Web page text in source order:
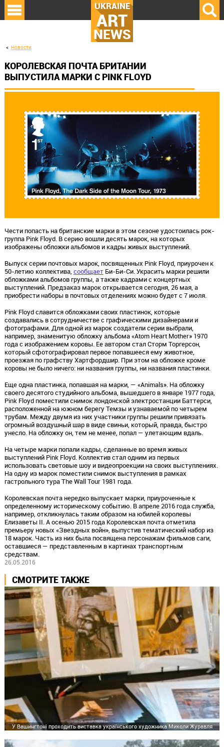
UKRAINE
ART
NEWS
Новости
КОРОЛЕВСКАЯ ПОЧТА БРИТАНИИ
ВЫПУСТИЛА МАРКИ С PINK FLOYD
Чести попасть на британские марки в этом сезоне удостоилась рок-
группа Pink Floyd. В серию вошли десять марок, на которых
изображены обложки альбомов и кадры живых выступлений.
Выпуск серии почтовых марок, посвященных Pink Floyd, приурочен к
50-летию коллектива, сообщаетБи-Би-Си. Украсить марки решили
обложками альбомов группы, а также кадрами с концертных
выступлений. Предзаказ марок открывается сегодня, 26 мая, а
приобрести наборы в почтовых отделениях можно будет с 7 июля.
Pink Floyd славится обложками своих пластинок, которые
создавались в сотрудничестве с графическими дизайнерами и
фотографами. Для одной из марок создатели серии выбрали,
например, знаменитую обложку альбома «Atom Heart Mother» 1970
года с изображением коровы. Ее автором стал Сторм Торгерсон,
который сфотографировал первое попавшееся ему животное,
проезжая по графству Хартфордшир. При этом на обложке кроме
коровы не было ничего: ни названия группы, ни названия пластинки.
Еще одна пластинка, попавшая на марки, — «Animals». На обложку
своего десятого студийного альбома, вышедшего в январе 1977 года,
Pink Floyd поместили снимок лондонской электростанции Баттерси,
расположенной на южном берегу Темзы и узнаваемой по четырем
трубам. Между двумя из них участники группы решили привязать
огромный воздушный шар в виде свиньи, который, правда, быстро
унесло. На обложку он, тем не менее, попал — улетающим вдаль.
На четыре марки попали кадры, сделанные во время живых
выступлений Pink Floyd. Коллектив стал одним из первых
использовать световые шоу и видеопроекции на своих выступлениях.
На одну из марок поместили снимок выступления в рамках
гастрольного тура The Wall Tour 1981 года.
Королевская почта нередко выпускает марки, приуроченные к
определенному историческому событию. В апреле 2016 года служба,
например, откликнулась таким образом на юбилей королевы
Елизаветы II. А осенью 2015 года Королевская почта отметила
премьеру новых «Звездных войн», выпустив тематический набор из
18 марок. Часть из них была посвящена персонажам фильмов саги,
оставшиеся — представленным в картинах транспортным
средствам.
26.05.2016
СМОТРИТЕ ТАКЖЕ
У Вашингтоні проходить виставка українського художника Миколи Журавля